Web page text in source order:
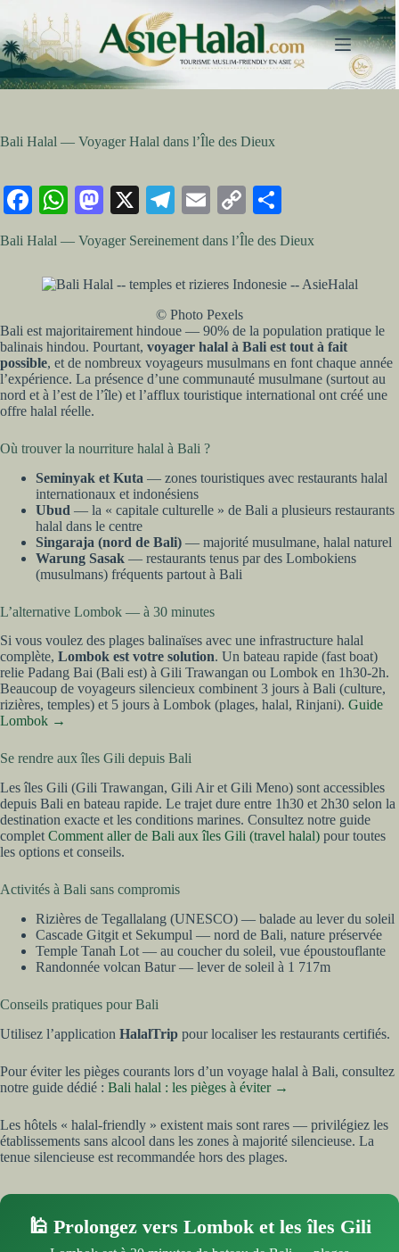
contenu
Bali Halal — Voyager Halal dans l’Île des Dieux
Fa
ce
ok
W
ha
A
M
to
do
X
Te
a
m
E
m
C
op
Li
rt
er
Bali Halal — Voyager Sereinement dans l’Île des Dieux
© Photo Pexels
Bali est majoritairement hindoue — 90% de la population pratique le
balinais hindou. Pourtant, voyager halal à Bali est tout à fait
possible, et de nombreux voyageurs musulmans en font chaque année
l’expérience. La présence d’une communauté musulmane (surtout au
nord et à l’est de l’île) et l’afflux touristique international ont créé une
offre halal réelle.
Où trouver la nourriture halal à Bali ?
Seminyak et Kuta — zones touristiques avec restaurants halal
internationaux et indonésiens
Ubud — la « capitale culturelle » de Bali a plusieurs restaurants
halal dans le centre
Singaraja (nord de Bali) — majorité musulmane, halal naturel
Warung Sasak — restaurants tenus par des Lombokiens
(musulmans) fréquents partout à Bali
L’alternative Lombok — à 30 minutes
Si vous voulez des plages balinaïses avec une infrastructure halal
complète, Lombok est votre solution. Un bateau rapide (fast boat)
relie Padang Bai (Bali est) à Gili Trawangan ou Lombok en 1h30-2h.
Beaucoup de voyageurs silencieux combinent 3 jours à Bali (culture,
rizières, temples) et 5 jours à Lombok (plages, halal, Rinjani). Guide
Lombok →
Se rendre aux îles Gili depuis Bali
Les îles Gili (Gili Trawangan, Gili Air et Gili Meno) sont accessibles
depuis Bali en bateau rapide. Le trajet dure entre 1h30 et 2h30 selon la
destination exacte et les conditions marines. Consultez notre guide
complet Comment aller de Bali aux îles Gili (travel halal) pour toutes
les options et conseils.
Activités à Bali sans compromis
Rizières de Tegallalang (UNESCO) — balade au lever du soleil
Cascade Gitgit et Sekumpul — nord de Bali, nature préservée
Temple Tanah Lot — au coucher du soleil, vue époustouflante
Randonnée volcan Batur — lever de soleil à 1 717m
Conseils pratiques pour Bali
Utilisez l’application HalalTrip pour localiser les restaurants certifiés.
Pour éviter les pièges courants lors d’un voyage halal à Bali, consultez
notre guide dédié : Bali halal : les pièges à éviter →
Les hôtels « halal-friendly » existent mais sont rares — privilégiez les
établissements sans alcool dans les zones à majorité silencieuse. La
tenue silencieuse est recommandée hors des plages.
🕌 Prolongez vers Lombok et les îles Gili